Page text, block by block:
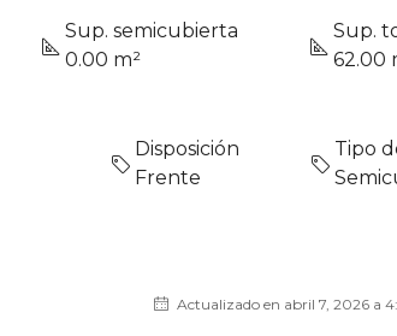
Sup. semicubierta
0.00 m²
Sup.
62.00
Disposición
Frente
Tipo
Actualizado en abril 7, 2026 a